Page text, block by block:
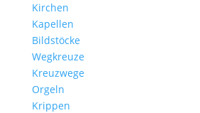
Kirchen
Kapellen
Bild­stöcke
Wegkreuze
Kreuz­wege
Orgeln
Krippen